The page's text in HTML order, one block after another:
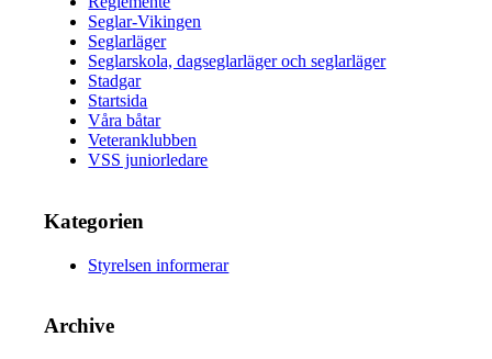
Seglar-Vikingen
Seglarläger
Seglarskola, dagseglarläger och seglarläger
Stadgar
Startsida
Våra båtar
Veteranklubben
VSS juniorledare
Kategorien
Styrelsen informerar
Archive